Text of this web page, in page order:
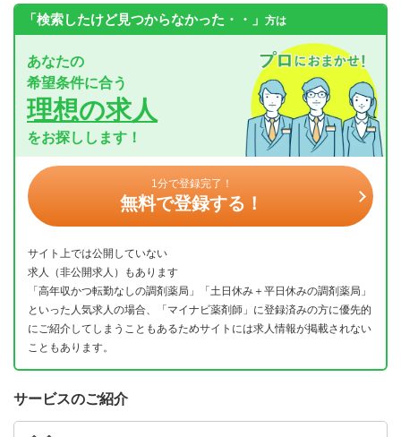
「検索したけど見つからなかった・・」 方は
あなたの
希望条件に合う
理想の求人
をお探しします！
1分で登録完了！
無料で登録する！
サイト上では公開していない
求人（非公開求人）もあります
「高年収かつ転勤なしの調剤薬局」「土日休み＋平日休みの調剤薬局」
といった人気求人の場合、「マイナビ薬剤師」に登録済みの方に優先的
にご紹介してしまうこともあるためサイトには求人情報が掲載されない
こともあります。
サービスのご紹介